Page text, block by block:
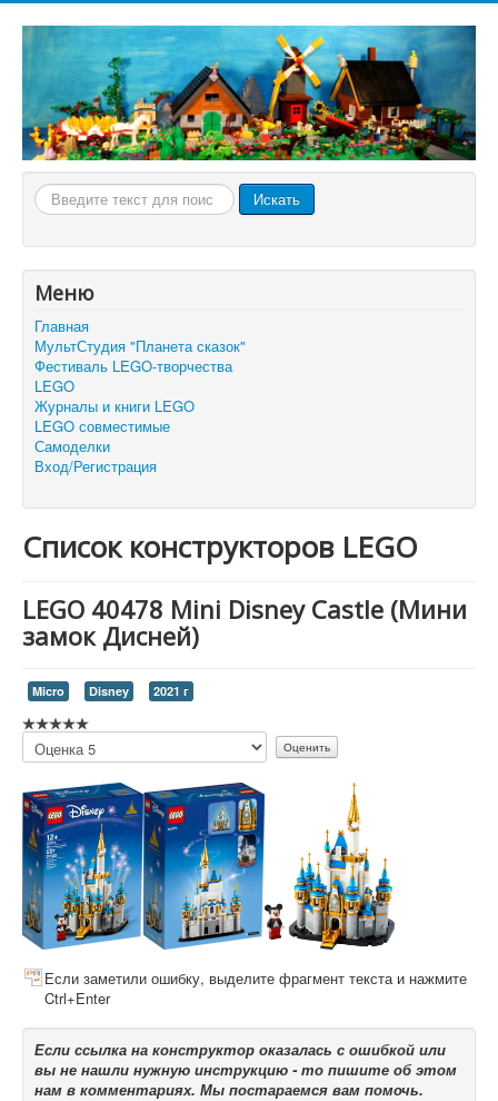
Искать... Искать
Меню
Главная
МультСтудия "Планета сказок"
Фестиваль LEGO-творчества
LEGO
Журналы и книги LEGO
LEGO совместимые
Самоделки
Вход/Регистрация
Список конструкторов LEGO
LEGO 40478 Mini Disney Castle (Мини
замок Дисней)
Micro Disney 2021 г
Пожалуйста,
оцените
Если заметили ошибку, выделите фрагмент текста и нажмите
Ctrl+Enter
Если ссылка на конструктор оказалась с ошибкой или
вы не нашли нужную инструкцию - то пишите об этом
нам в комментариях. Мы постараемся вам помочь.